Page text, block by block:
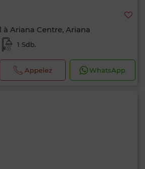
Ariana Centre, Ariana
1 Sdb.
Appelez WhatsApp